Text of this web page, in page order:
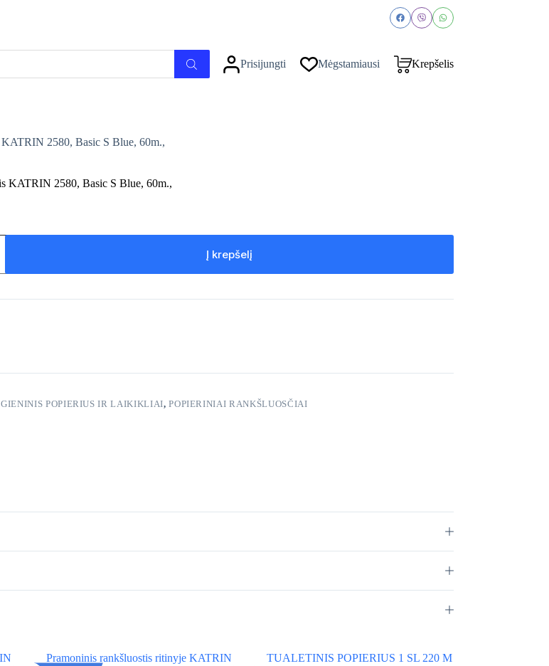
Prisijungti Mėgstamiausi Krepšelis
2580, Basic S Blue, 60m.,
KATRIN 2580, Basic S Blue, 60m.,
Į krepšelį
POPIERIUS IR LAIKIKLIAI,POPIERINIAI RANKŠLUOSČIAI